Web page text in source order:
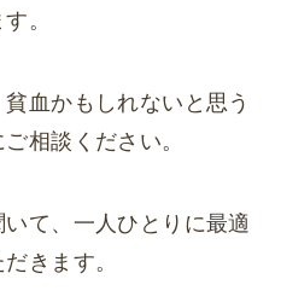
。
血かもしれないと思う
相談ください。
て、一人ひとりに最適
きます。